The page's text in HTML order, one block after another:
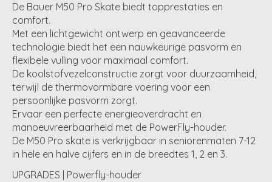
De Bauer M50 Pro Skate biedt topprestaties en
comfort.
Met een lichtgewicht ontwerp en geavanceerde
technologie biedt het een nauwkeurige pasvorm en
flexibele vulling voor maximaal comfort.
De koolstofvezelconstructie zorgt voor duurzaamheid,
terwijl de thermovormbare voering voor een
persoonlijke pasvorm zorgt.
Ervaar een perfecte energieoverdracht en
manoeuvreerbaarheid met de PowerFly-houder.
De M50 Pro skate is verkrijgbaar in seniorenmaten 7-12
in hele en halve cijfers en in de breedtes 1, 2 en 3.
UPGRADES | Powerfly-houder